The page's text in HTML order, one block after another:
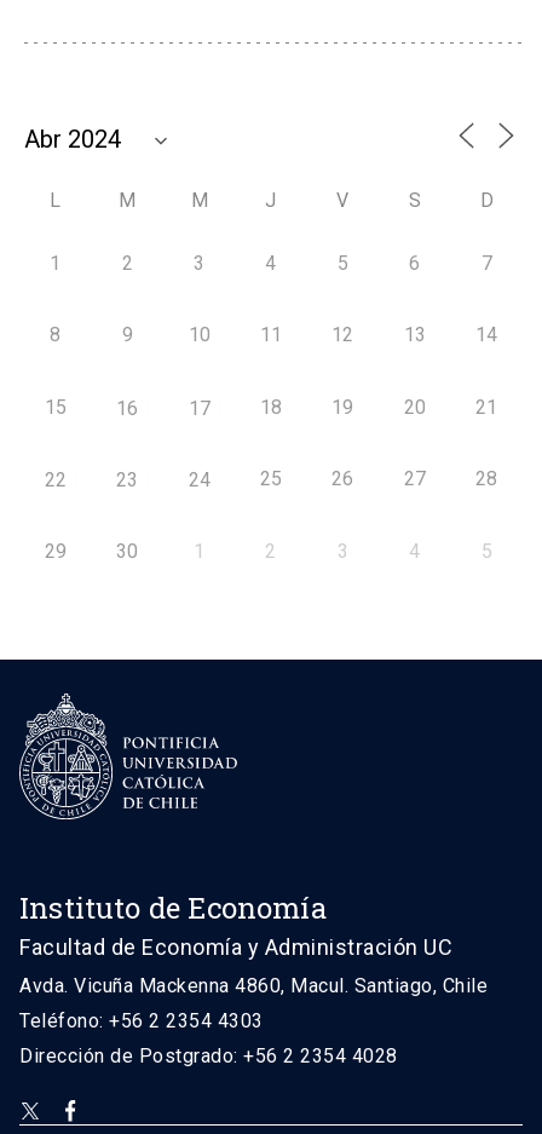
L M M J V S D
1 2 3 4 5 6 7
8 9 10 11 12 13 14
15 16 17 18 19 20 21
22 23 24 25 26 27 28
29 30 1 2 3 4 5
Instituto de Economía
Facultad de Economía y Administración UC
Avda. Vicuña Mackenna 4860, Macul. Santiago, Chile
Teléfono: +56 2 2354 4303
Dirección de Postgrado: +56 2 2354 4028